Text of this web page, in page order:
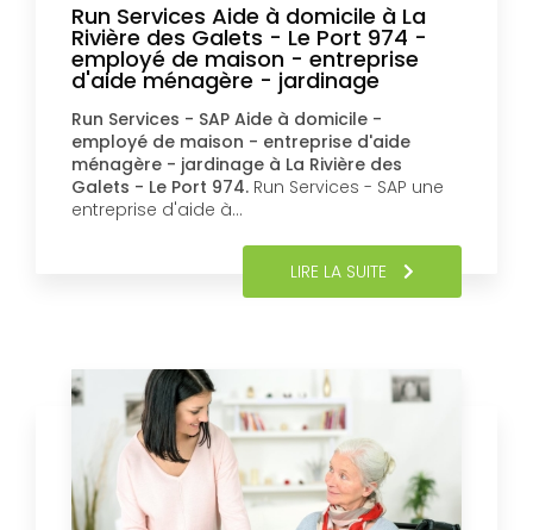
Run Services Aide à domicile à La
Rivière des Galets - Le Port 974 -
employé de maison - entreprise
d'aide ménagère - jardinage
Run Services - SAP Aide à domicile -
employé de maison - entreprise d'aide
ménagère - jardinage à La Rivière des
Galets - Le Port 974. Run Services - SAP une
entreprise d'aide à…
LIRE LA SUITE